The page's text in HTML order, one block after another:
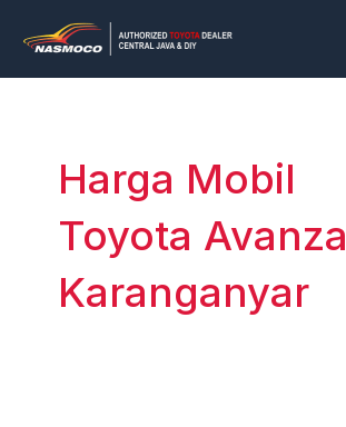
konten
Harga Mobil
Toyota Avanza
Karanganyar
pagination